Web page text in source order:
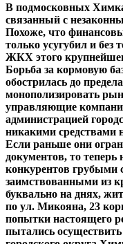
В подмосковных
связанный с
Похоже, что
только усугубил и без
ЖКХ этого
Борьба за кормовую
обострилась до
монополизировать
управляющие
администрацией
никакими средствами
Если раньше они
документов, то теперь
конкурентов
заимствованными из
буквально на днях,
по ул. Микояна, 23
попытки настоящего
пытались